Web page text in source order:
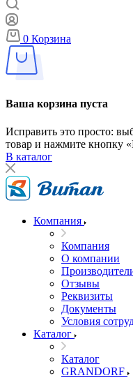
0 Корзина
Ваша корзина пуста
Исправить это просто:
товар и нажмите кнопку
В каталог
Компания
Компания
О компании
Отзывы
Реквизиты
Документы
Условия
Каталог
Каталог
GRANDORF